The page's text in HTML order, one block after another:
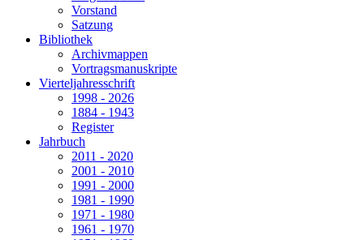
Vorstand
Satzung
Bibliothek
Archivmappen
Vortragsmanuskripte
Vierteljahresschrift
1998 - 2026
1884 - 1943
Register
Jahrbuch
2011 - 2020
2001 - 2010
1991 - 2000
1981 - 1990
1971 - 1980
1961 - 1970